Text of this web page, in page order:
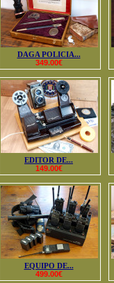
DAGA POLICIA...
349.00€
EDITOR DE...
149.00€
EQUIPO DE...
499.00€